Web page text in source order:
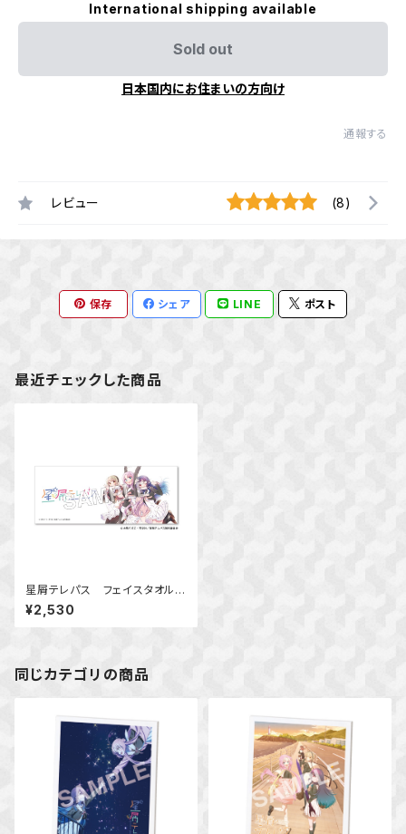
International shipping available
Sold out
日本国内にお住まいの方向け
通報する
レビュー (8)
保存 シェア LINE ポスト
最近チェックした商品
星屑テレパス フェイスタオル
Ver.B
¥2,530
同じカテゴリの商品